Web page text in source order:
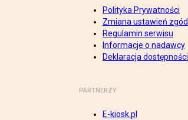
Polityka Prywatności
Zmiana ustawień zgód
Regulamin serwisu
Informacje o nadawcy
Deklaracja dostępności
PARTNERZY
E-kiosk.pl